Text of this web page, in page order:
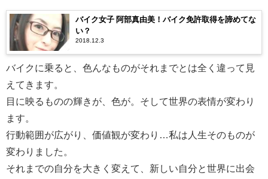
バイク女子 阿部真由美！バイク免許取得を諦めてな
い？
2018.12.3
バイクに乗ると、色んなものがそれまでとは全く違って見
えてきます。
目に映るものの輝きが、色が。そして世界の表情が変わり
ます。
行動範囲が広がり、価値観が変わり…私は人生そのものが
変わりました。
それまでの自分を大きく変えて、新しい自分と世界に出会